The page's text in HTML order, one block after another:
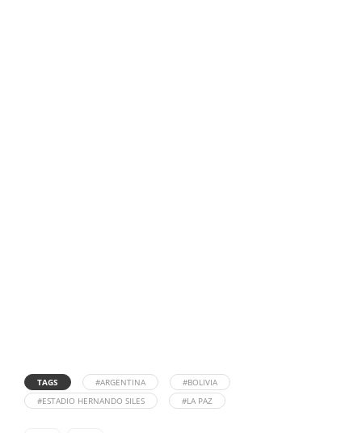
TAGS #ARGENTINA
#BOLIVIA
#ESTADIO HERNANDO SILES
#LA PAZ